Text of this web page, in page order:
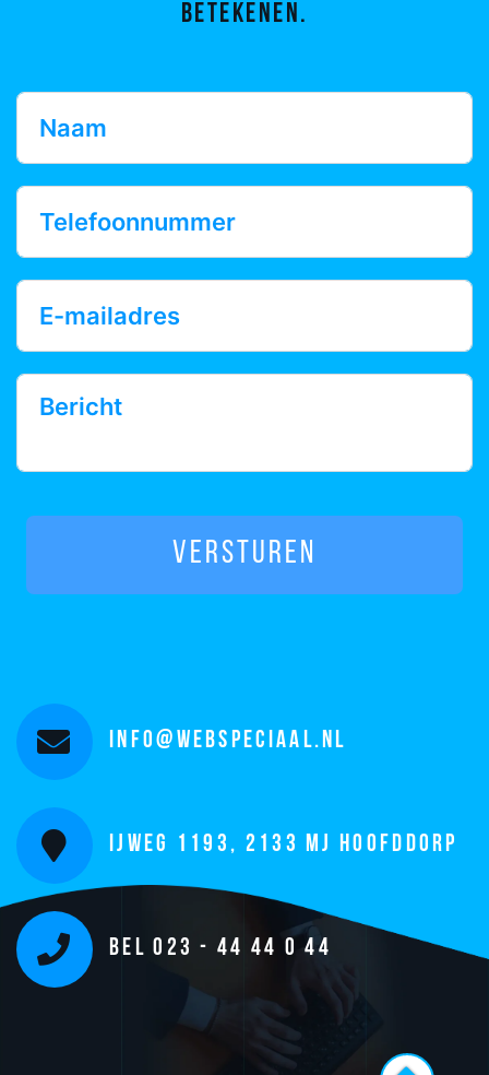
betekenen.
Versturen
info@webspeciaal.nl
IJweg 1193, 2133 MJ Hoofddorp
Bel 023 - 44 44 0 44